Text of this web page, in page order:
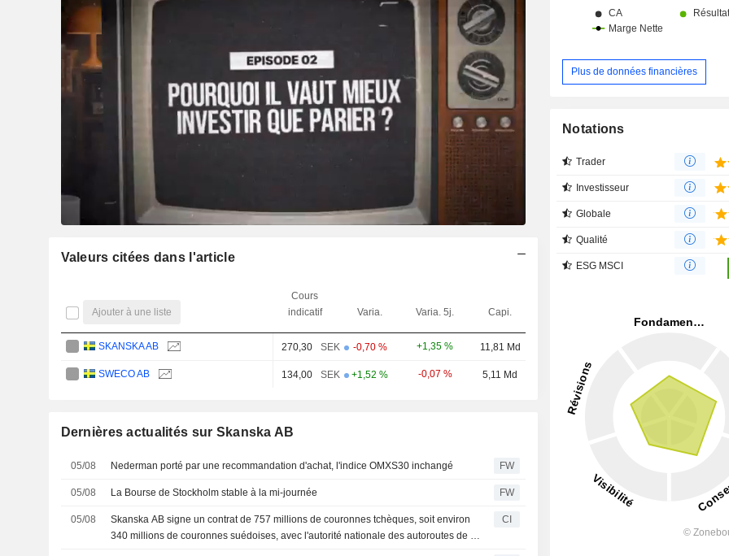
Valeurs citées dans l'article
Ajouter à une liste
Cours
indicatif
Varia. Varia. 5j. Capi.
SKANSKA AB 270,30 SEK -0,70 % +1,35 % 11,81 Md
SWECO AB 134,00 SEK +1,52 % -0,07 % 5,11 Md
Dernières actualités sur Skanska AB
05/08 Nederman porté par une recommandation d'achat, l'indice OMXS30 inchangé FW
05/08 La Bourse de Stockholm stable à la mi-journée FW
05/08
Skanska AB signe un contrat de 757 millions de couronnes tchèques, soit environ
340 millions de couronnes suédoises, avec l'autorité nationale des autoroutes de la
CI
Plus de données financières
Notations
Trader
Investisseur
Globale
Qualité
ESG MSCI